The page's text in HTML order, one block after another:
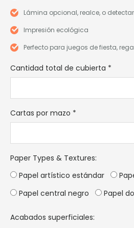
Lámina opcional, realce, o
Impresión ecológica
Perfecto para juegos de fiesta,
Cantidad total de cubierta *
Cartas por mazo *
Paper Types & Textures:
Papel artístico estándar
Papel central negro
Papel
Acabados superficiales: